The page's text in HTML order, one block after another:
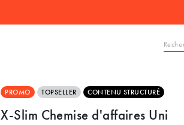
PROMO TOPSELLER CONTENU STRUCTURÉ
X-Slim Chemise d'affaires Uni